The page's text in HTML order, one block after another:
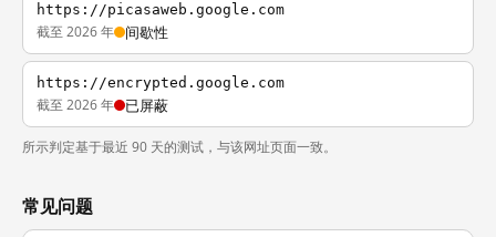
https://picasaweb.google.com
截至 2026 年 间歇性
https://encrypted.google.com
截至 2026 年 已屏蔽
所示判定基于最近 90 天的测试，与该网址页面一致。
常见问题